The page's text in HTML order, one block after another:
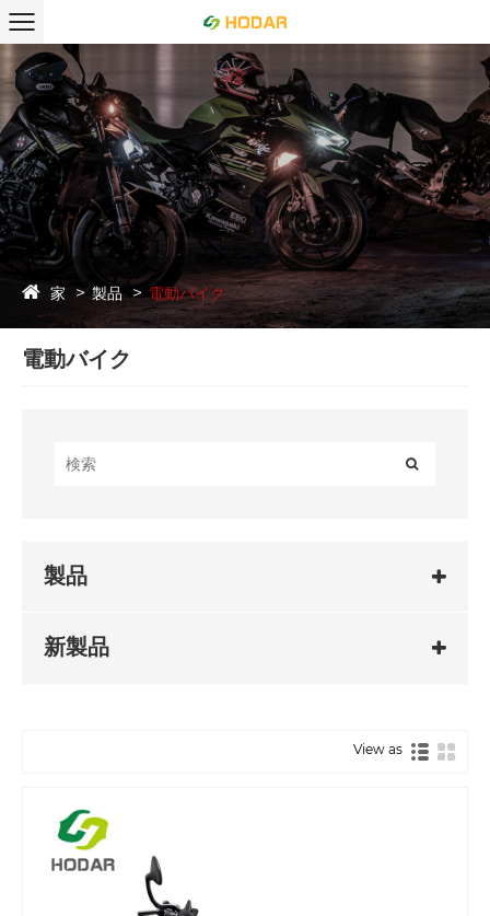
家 製品 電動バイク
電動バイク
製品
新製品
View as